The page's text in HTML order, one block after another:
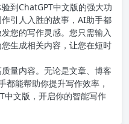
到ChatGPT中文版的强大功
引人入胜的故事，AI助手都
您的写作灵感。您只需输入
生成相关内容，让您在短时
量内容。无论是文章、博客
都能帮助你提升写作效率，
中文版 ，开启你的智能写作